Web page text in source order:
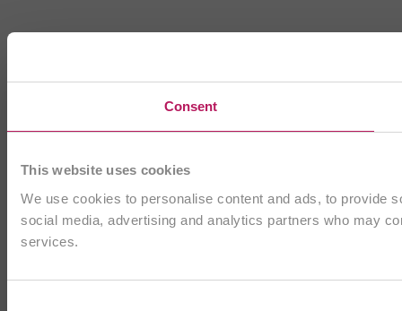
Consent
This website uses cookies
We use cookies to personalise content and ads, to provide
social media, advertising and analytics partners who may
services.